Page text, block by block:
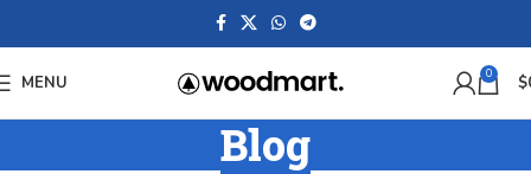
MENU 0 $
Blog